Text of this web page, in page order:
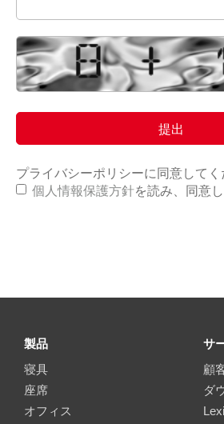
プライバシーポリシーに同意してく
個人情報保護方針を読み、同意
製品
寝具
座席
オフィス
サ
顧
ダ